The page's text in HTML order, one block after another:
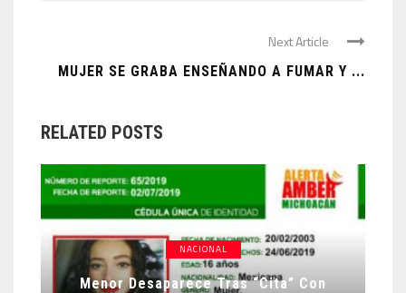
Next Article
MUJER SE GRABA ENSEÑANDO A FUMAR Y ...
RELATED POSTS
NACIONAL
Menor Desaparece Tras “cita” Con